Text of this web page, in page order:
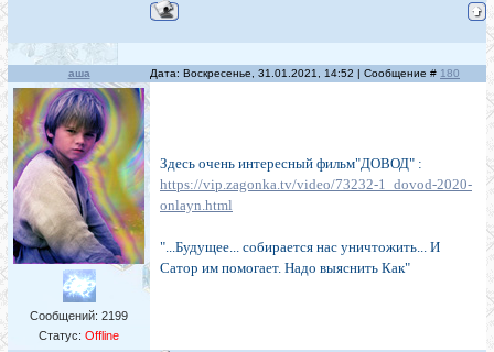
аша Дата: Воскресенье, 31.01.2021, 14:52 | Сообщение # 180
Сообщений: 2199
Статус: Offline
Здесь очень интересный фильм"ДОВОД" :
https://vip.zagonka.tv/video/73232-1_dovod-2020-
onlayn.html
"...Будущее... собирается нас уничтожить... И
Сатор им помогает. Надо выяснить Как"